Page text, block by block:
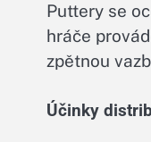
Puttery se
hráče
zpětnou
Účinky